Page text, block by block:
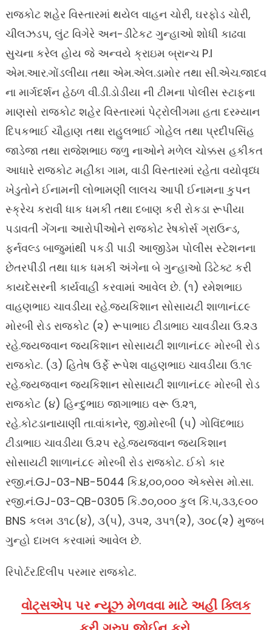
રાજકોટ શહેર વિસ્તારમાં થયેલ વાહન ચોરી, ઘરફોડ ચોરી,
ચીલઝડપ, લુંટ વિગેરે અન-ડીટેકટ ગુન્હાઓ શોધી કાઢવા
સુચના કરેલ હોય જે અન્વયે ક્રાઇમ બ્રાન્ચ P.I
એમ.આર.ગોંડલીયા તથા એમ.એલ.ડામોર તથા સી.એચ.જાદવ
ના માર્ગદર્શન હેઠળ વી.ડી.ડોડીયા ની ટીમના પોલીસ સ્ટાફના
માણસો રાજકોટ શહેર વિસ્તારમાં પેટ્રોલીંગમા હતા દરમ્યાન
દિપકભાઈ ચૌહાણ તથા રાહુલભાઈ ગોહેલ તથા પ્રદીપસિંહ
જાડેજા તથા રાજેશભાઇ જળુ નાઓને મળેલ ચોક્કસ હકીકત
આધારે રાજકોટ મહીકા ગામ, વાડી વિસ્તારમાં રહેતા વયોવૃધ્ધ
ખેડુતોને ઈનામની લોભામણી લાલચ આપી ઈનામના કુપન
સ્ક્રેચ કરાવી ધાક ધમકી તથા દબાણ કરી રોકડા રૂપીયા
પડાવતી ગેંગના આરોપીઓને રાજકોટ રેષકોર્સ ગ્રાઉન્ડ,
ફર્નવલ્ડ બાજુમાંથી પકડી પાડી આજીડેમ પોલીસ સ્ટેશનના
છેતરપીંડી તથા ધાક ધમકી અંગેના બે ગુન્હાઓ ડિટેક્ટ કરી
કાયદેસરની કાર્યવાહી કરવામાં આવેલ છે. (૧) રમેશભાઇ
વાહણભાઇ ચાવડીયા રહે.જયકિશાન સોસાયટી શાળાનં.૮૯
મોરબી રોડ રાજકોટ (૨) રૂપાભાઇ ટીડાભાઇ ચાવડીયા ઉ.૨૩
રહે.જયજવાન જયકિશાન સોસાયટી શાળાનં.૮૯ મોરબી રોડ
રાજકોટ. (૩) હિતેષ ઉર્ફે રૂપેશ વાહણભાઇ ચાવડીયા ઉ.૧૯
રહે.જયજવાન જયકિશાન સોસાયટી શાળાનં.૮૯ મોરબી રોડ
રાજકોટ (૪) હિન્દુભાઇ જાગાભાઇ વરૂ ઉ.૨૧,
રહે.કોટડાનાયાણી તા.વાંકાનેર, જી.મોરબી (૫) ગોવિંદભાઇ
ટીડાભાઇ ચાવડીયા ઉ.૨૫ રહે.જયજવાન જયકિશાન
સોસાયટી શાળાનં.૮૯ મોરબી રોડ રાજકોટ. ઈકો કાર
રજી.નં.GJ-03-NB-5044 કિ.૪,૦૦,૦૦૦ એક્સેસ મો.સા.
રજી.નં.GJ-03-QB-0305 કિ.૭૦,૦૦૦ કુલ કિં.૫,૩૩,૯૦૦
BNS કલમ ૩૧૮(૪), ૩(૫), ૩૫૨, ૩૫૧(૨), ૩૦૮(૨) મુજબ
ગુન્હો દાખલ કરવામાં આવેલ છે.
રિપોર્ટર.દિલીપ પરમાર રાજકોટ.
વોટ્સએપ પર ન્યૂઝ મેળવવા માટે અહીં ક્લિક